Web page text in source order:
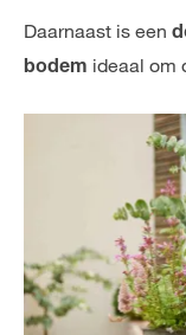
Daarnaast is een
bodem ideaal om